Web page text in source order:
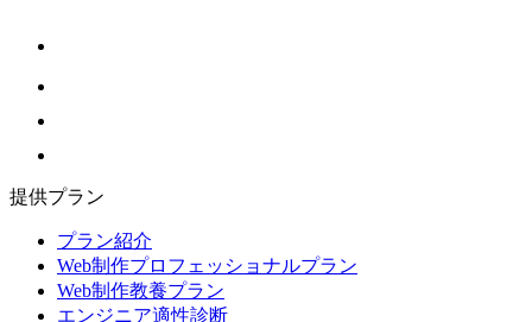
提供プラン
プラン紹介
Web制作プロフェッショナルプラン
Web制作教養プラン
エンジニア適性診断